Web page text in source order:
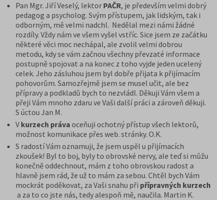
Pan Mgr. Jiří Veselý, lektor PAČR, je především velmi dobrý
pedagog a psycholog. Svým přístupem, jak lidským, tak i
odborným, mě velmi nadchl. Nedělal mezi námi žádné
rozdíly. Vždy nám ve všem vyšel vstříc. Sice jsem ze začátku
některé věci moc nechápal, ale zvolil velmi dobrou
metodu, kdy se vám začnou všechny převzaté informace
postupně spojovat a na konec z toho vyjde jeden ucelený
celek. Jeho zásluhou jsem byl dobře přijata k přijímacím
pohovorům. Samozřejmě jsem se musel učit, ale bez
přípravy a podkladů bych to nezvládl. Děkuji Vám všem a
přeji Vám mnoho zdaru ve Vaši další práci a zároveň děkuji.
S úctou Jan M.
V kurzech práva oceňuji ochotný přístup všech lektorů,
možnost komunikace přes web. stránky. O.K.
S radostí Vám oznamuji, že jsem uspěl u přijímacích
zkoušek! Byl to boj, byly to obrovské nervy, ale teď si můžu
konečně oddechnout, mám z toho obrovskou radost a
hlavně jsem rád, že už to mám za sebou. Chtěl bych Vám
mockrát poděkovat, za Vaši snahu při přípravných kurzech
a za to co jste nás, tedy alespoň mě, naučila. Martin K.